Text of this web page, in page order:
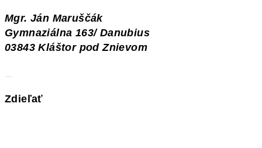
Mgr. Ján Maruščák
Gymnaziálna 163/ Danubius
03843 Kláštor pod Znievom
ZdieľaťShare